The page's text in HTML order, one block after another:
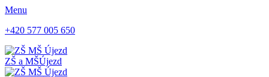
Menu
+420 577 005 650
ZŠ a MŠÚjezd